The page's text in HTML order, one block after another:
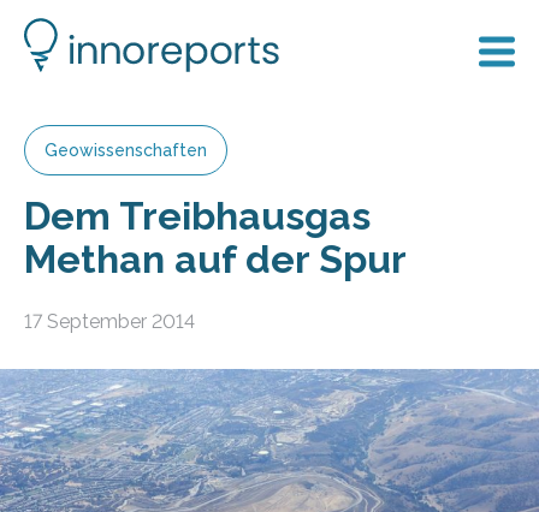
Geowissenschaften
Dem Treibhausgas
Methan auf der Spur
17 September 2014